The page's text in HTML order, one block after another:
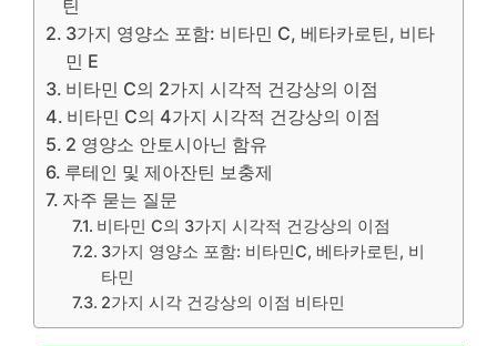
틴
3가지 영양소 포함: 비타민 C, 베타카로틴, 비타
민 E
비타민 C의 2가지 시각적 건강상의 이점
비타민 C의 4가지 시각적 건강상의 이점
2 영양소 안토시아닌 함유
루테인 및 제아잔틴 보충제
자주 묻는 질문
비타민 C의 3가지 시각적 건강상의 이점
3가지 영양소 포함: 비타민C, 베타카로틴, 비
타민
2가지 시각 건강상의 이점 비타민